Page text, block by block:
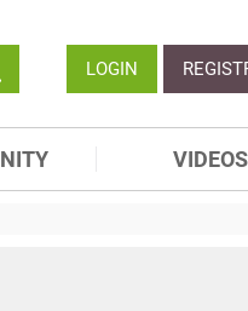
LOGIN
VIDEOS